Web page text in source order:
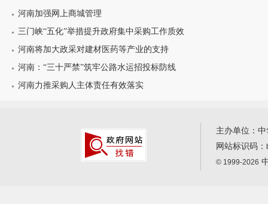
河南加强网上商城管理
三门峡“五化”举措提升政府集中采购工作质效
河南将加大政采对建材医药等产业的支持
河南：“三十严禁”筑牢公路水运招投标防线
河南力推采购人主体责任有效落实
主办单位：
网站标识码：
© 1999-2026